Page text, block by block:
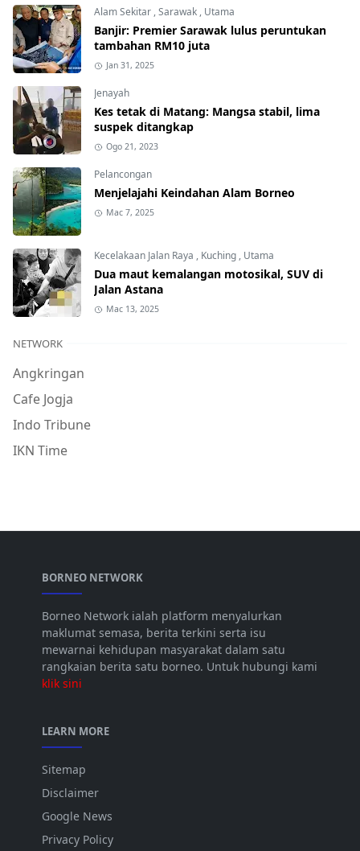
Alam Sekitar,Sarawak, Utama
Banjir: Premier Sarawak lulus peruntukan
tambahan RM10 juta
Jan 31, 2025
Jenayah
Kes tetak di Matang: Mangsa stabil, lima
suspek ditangkap
Ogo 21, 2023
Pelancongan
Menjelajahi Keindahan Alam Borneo
Mac 7, 2025
Kecelakaan Jalan Raya , Kuching, Utama
Dua maut kemalangan motosikal, SUV di
Jalan Astana
Mac 13, 2025
NETWORK
Angkringan
Cafe Jogja
Indo Tribune
IKN Time
BORNEO NETWORK
Borneo Network ialah platform menyalurkan
maklumat semasa, berita terkini serta isu
mewarnai kehidupan masyarakat dalam satu
rangkaian berita satu borneo. Untuk hubungi kami
klik sini
LEARN MORE
Sitemap
Disclaimer
Google News
Privacy Policy